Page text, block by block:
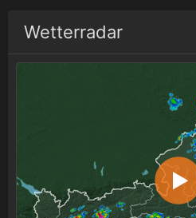
Wetterradar